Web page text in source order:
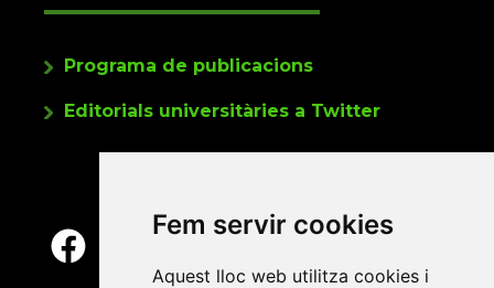
Fem servir cookies
Aquest lloc web utilitza cookies i
Programa de publicacions
Editorials universitàries a Twitter